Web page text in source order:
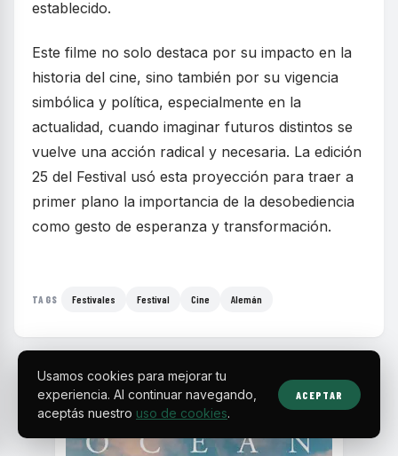
establecido.
Este filme no solo destaca por su impacto en la
historia del cine, sino también por su vigencia
simbólica y política, especialmente en la
actualidad, cuando imaginar futuros distintos se
vuelve una acción radical y necesaria. La edición
25 del Festival usó esta proyección para traer a
primer plano la importancia de la desobediencia
como gesto de esperanza y transformación.
TAGS Festivales Festival Cine Alemán
Usamos cookies para mejorar tu
experiencia. Al continuar navegando,
aceptás nuestro uso de cookies.
ACEPTAR